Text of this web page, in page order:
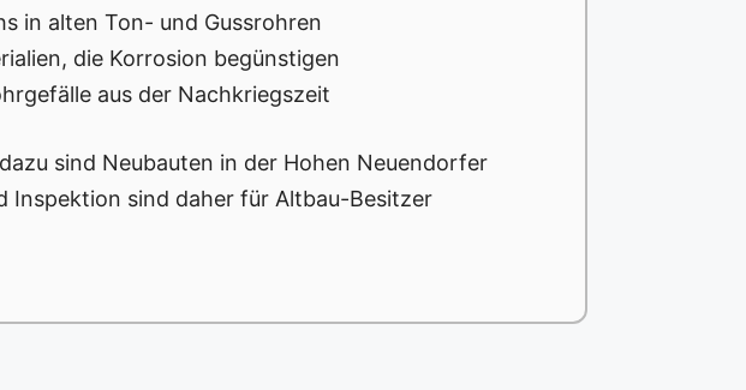
in alten Ton- und Gussrohren
die Korrosion begünstigen
aus der Nachkriegszeit
sind Neubauten in der Hohen Neuendorfer
Inspektion sind daher für Altbau-Besitzer